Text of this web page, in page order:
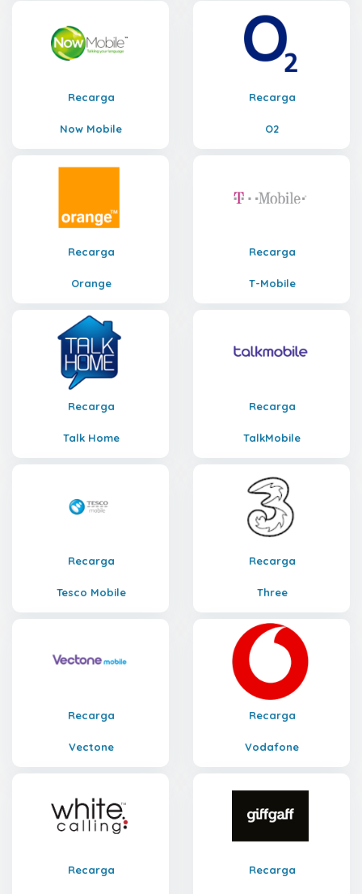
Recarga
Now Mobile
Recarga
O2
Recarga
Orange
Recarga
T-Mobile
Recarga
Talk Home
Recarga
TalkMobile
Recarga
Tesco Mobile
Recarga
Three
Recarga
Vectone
Recarga
Vodafone
Recarga Recarga